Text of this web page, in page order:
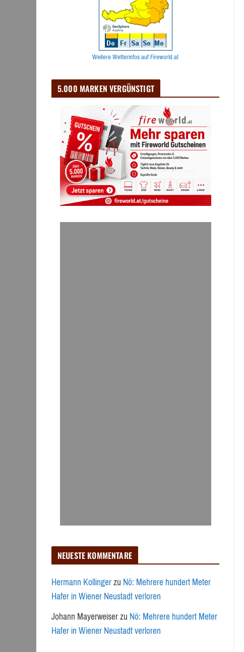
Weitere Wetterinfos auf Fireworld.at
5.000 MARKEN VERGÜNSTIGT
NEUESTE KOMMENTARE
Hermann KollingerzuNö: Mehrere hundert Meter
Hafer in Wiener Neustadt verloren
Johann MayerweiserzuNö: Mehrere hundert Meter
Hafer in Wiener Neustadt verloren